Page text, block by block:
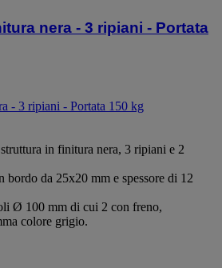
nera - 3 ripiani - Portata
- 3 ripiani - Portata 150 kg
in finitura nera, 3 ripiani e 2
bordo da 25x20 mm e spessore di 12
Ø 100 mm di cui 2 con freno,
colore grigio.